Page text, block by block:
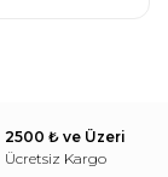
2500 ₺ ve Üzeri
Ücretsiz Kargo